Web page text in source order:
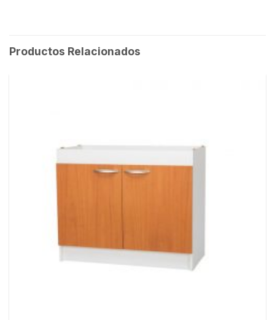
Productos Relacionados